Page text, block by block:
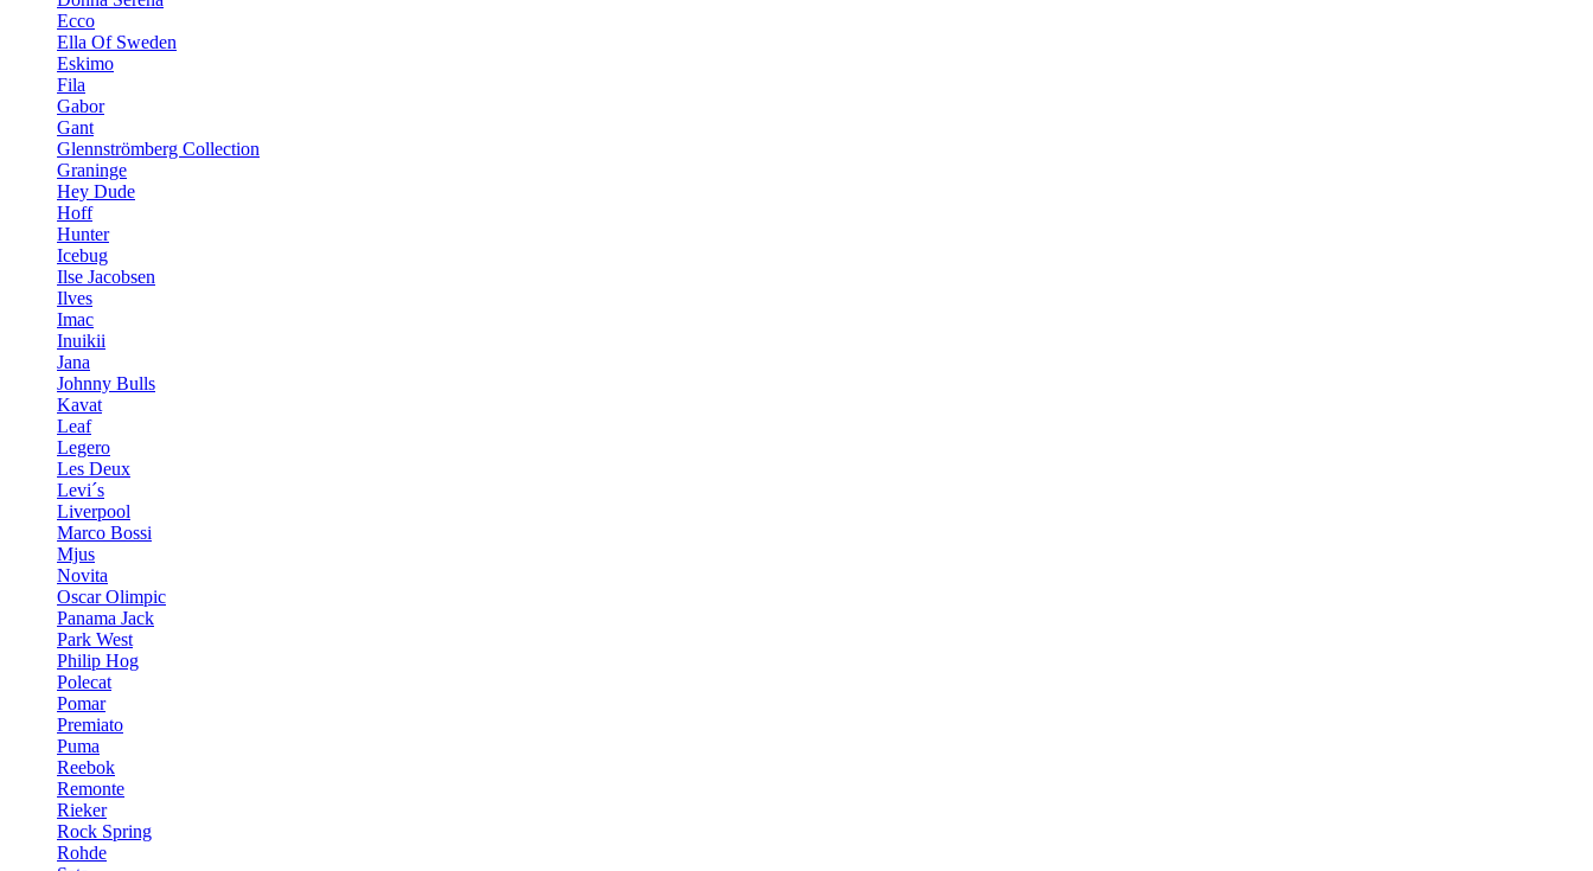
Ecco
Ella Of Sweden
Eskimo
Fila
Gabor
Gant
Glennströmberg Collection
Graninge
Hey Dude
Hoff
Hunter
Icebug
Ilse Jacobsen
Ilves
Imac
Inuikii
Jana
Johnny Bulls
Kavat
Leaf
Legero
Les Deux
Levi´s
Liverpool
Marco Bossi
Mjus
Novita
Oscar Olimpic
Panama Jack
Park West
Philip Hog
Polecat
Pomar
Premiato
Puma
Reebok
Remonte
Rieker
Rock Spring
Rohde